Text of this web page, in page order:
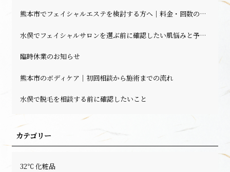
熊本市でフェイシャルエステを検討する方へ｜料金・回数の目安と相談前の確認ポイント
水俣でフェイシャルサロンを選ぶ前に確認したい肌悩みと予約前のポイント
臨時休業のお知らせ
熊本市のボディケア｜初回相談から施術までの流れ
水俣で脱毛を相談する前に確認したいこと
カテゴリー
32℃ 化粧品